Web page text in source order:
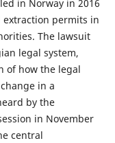
in Norway in 2016
extraction permits in
The lawsuit
legal system,
of how the legal
in a
by the
in November
central